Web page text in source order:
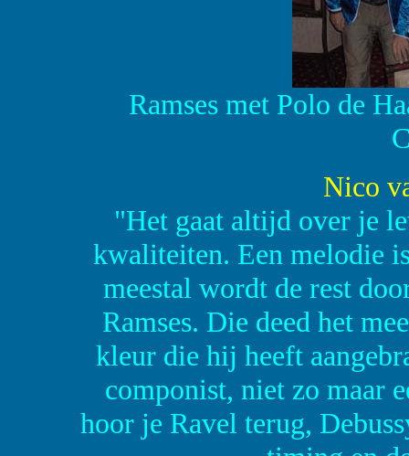
Ramses met Polo de
Nico
"Het gaat altijd over je
kwaliteiten. Een melodie
meestal wordt de rest
Ramses. Die deed het
kleur die hij heeft
componist, niet zo maar
hoor je Ravel terug,